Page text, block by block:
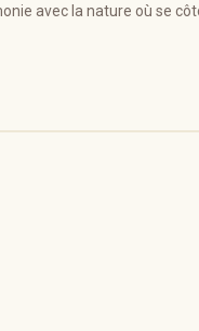
avec la nature où se